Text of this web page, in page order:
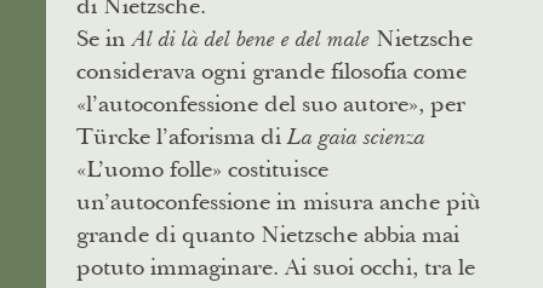
Se inAl di là del bene e del maleNietzsche
considerava ogni grande filosofia come
«l’autoconfessione del suo autore», per
Türcke l’aforisma diLa gaia scienza
«L’uomo folle» costituisce
un’autoconfessione in misura anche più
grande di quanto Nietzsche abbia mai
potuto immaginare. Ai suoi occhi, tra le